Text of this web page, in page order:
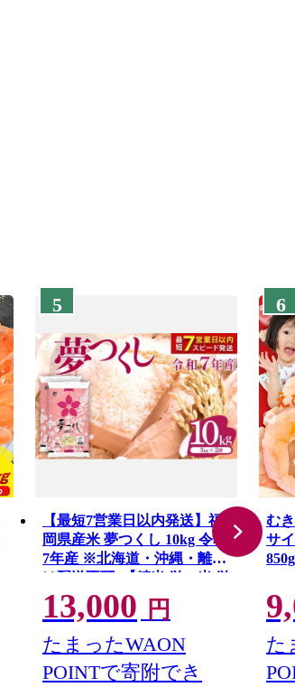
5
【最短7営業日以内発送】福
岡県産米 夢つくし 10kg 令和
7年産 ※北海道・沖縄・離島
は配送不可 |【精米 単一米 単
一原料米 7年産 国産 お米 ブ
ランド米 5kg × 2 ゆめつく
し】CY009_01
13,000 円
たまったWAON
POINTで寄附でき
6
む
サ
た